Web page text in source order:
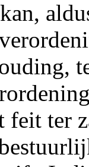
feit ter